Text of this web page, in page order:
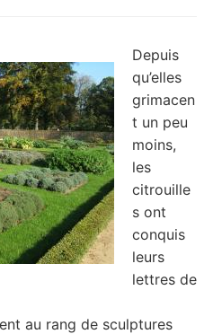
Depuis
qu’elles
grimacen
t un peu
moins,
les
citrouille
s ont
conquis
leurs
lettres de
au rang de sculptures